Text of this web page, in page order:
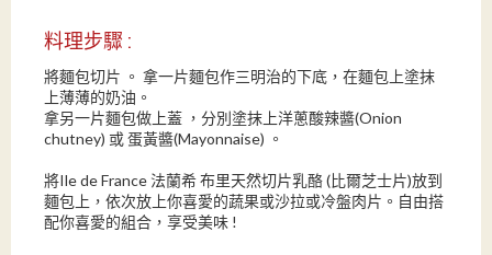
料理步驟 :
將麵包切片 。 拿一片麵包作三明治的下底，在麵包上塗抹
上薄薄的奶油。
拿另一片麵包做上蓋 ，分別塗抹上洋蔥酸辣醬(Onion
chutney) 或 蛋黃醬(Mayonnaise) 。
將Ile de France 法蘭希 布里天然切片乳酪 (比爾芝士片)放到
麵包上，依次放上你喜愛的蔬果或沙拉或冷盤肉片。自由搭
配你喜愛的組合，享受美味 !